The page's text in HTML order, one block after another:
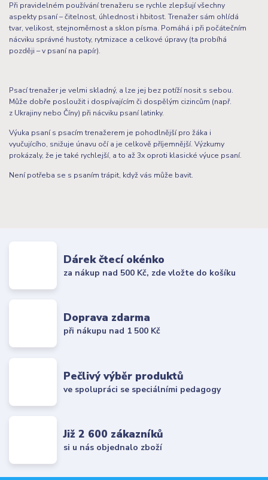
Při pravidelném používání trenažeru se rychle zlepšují všechny
aspekty psaní – čitelnost, úhlednost i hbitost. Trenažer sám ohlídá
tvar, velikost, stejnoměrnost a sklon písma. Pomáhá i při počátečním
nácviku správné hustoty, rytmizace a celkové úpravy (ta probíhá
později – v psaní na papír).
Psací trenažer je velmi skladný, a lze jej bez potíží nosit s sebou.
Může dobře posloužit i dospívajícím či dospělým cizincům (např.
z Ukrajiny nebo Číny) při nácviku psaní latinky.
Výuka psaní s psacím trenažerem je pohodlnější pro žáka i
vyučujícího, snižuje únavu očí a je celkově příjemnější. Výzkumy
prokázaly, že je také rychlejší, a to až 3x oproti klasické výuce psaní.
Není potřeba se s psaním trápit, když vás může bavit.
Dárek čtecí okénko
za nákup nad 500 Kč, zde vložte do košíku
Doprava zdarma
při nákupu nad 1 500 Kč
Pečlivý výběr produktů
ve spolupráci se speciálními pedagogy
Již 2 600 zákazníků
si u nás objednalo zboží